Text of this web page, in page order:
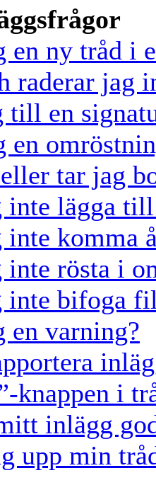
en ny tråd i
raderar jag
till en
en
tar jag
inte lägga
komma
rösta i
inte bifoga
varning?
knappen i
inlägg
upp min